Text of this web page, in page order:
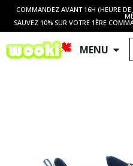
COMMANDEZ AVANT 16H (HEURE
SAUVEZ 10% SUR VOTRE 1ÈRE
MENU